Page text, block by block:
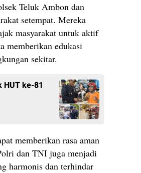
Teluk Ambon dan
setempat. Mereka
masyarakat untuk aktif
memberikan edukasi
sekitar.
HUT ke-81
memberikan rasa aman
dan TNI juga menjadi
harmonis dan terhindar